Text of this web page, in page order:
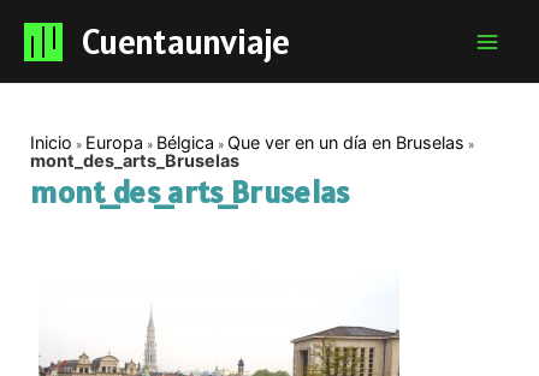
Cuentaunviaje
Inicio Europa Bélgica
Que ver en un día en Bruselas
mont_des_arts_Bruselas
mont_des_arts_Bruselas